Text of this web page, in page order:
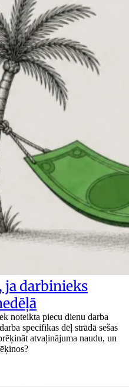
ja darbinieks
noteikta piecu dienu darba
specifikas dēļ strādā sešas
atvaļinājuma naudu, un